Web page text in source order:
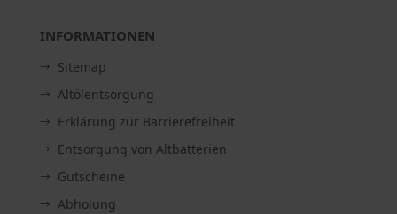
INFORMATIONEN
Sitemap
Altölentsorgung
Erklärung zur Barrierefreiheit
Entsorgung von Altbatterien
Gutscheine
Abholung